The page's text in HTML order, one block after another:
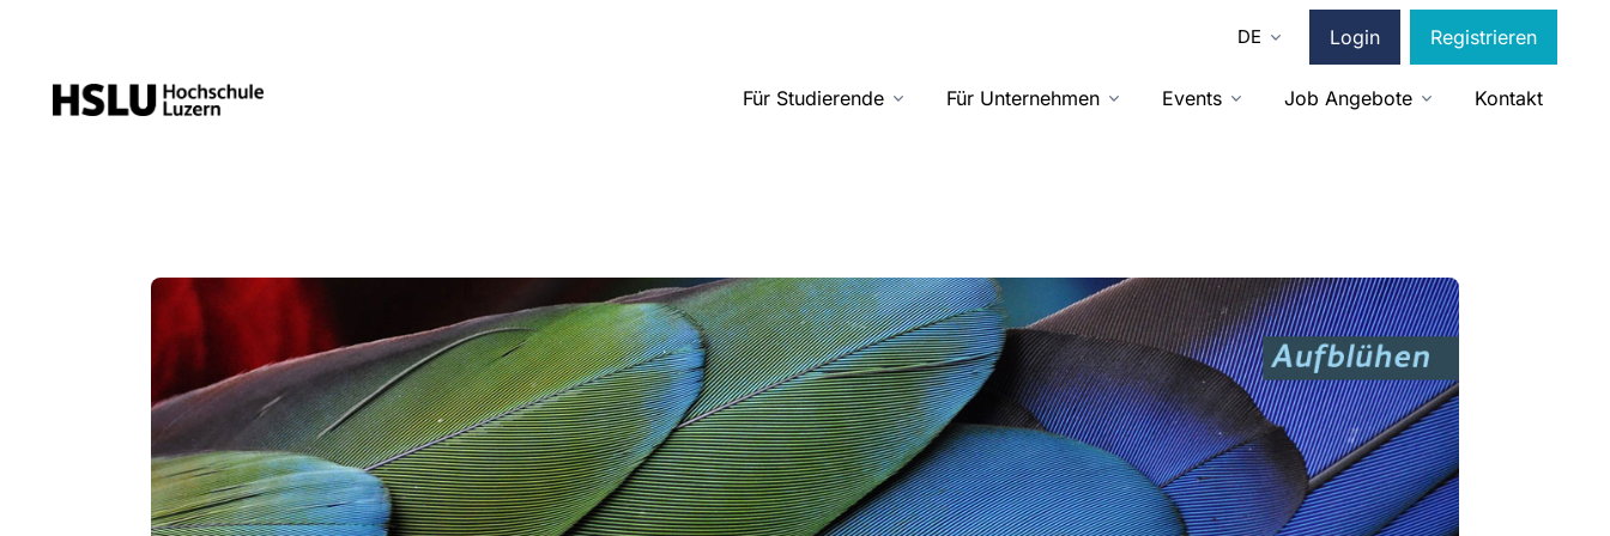
DE Login Registrieren
Für Studierende Für Unternehmen Events Job Angebote Kontakt